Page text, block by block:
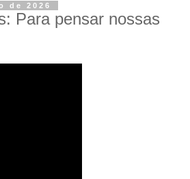
de 2026
Para pensar nossas